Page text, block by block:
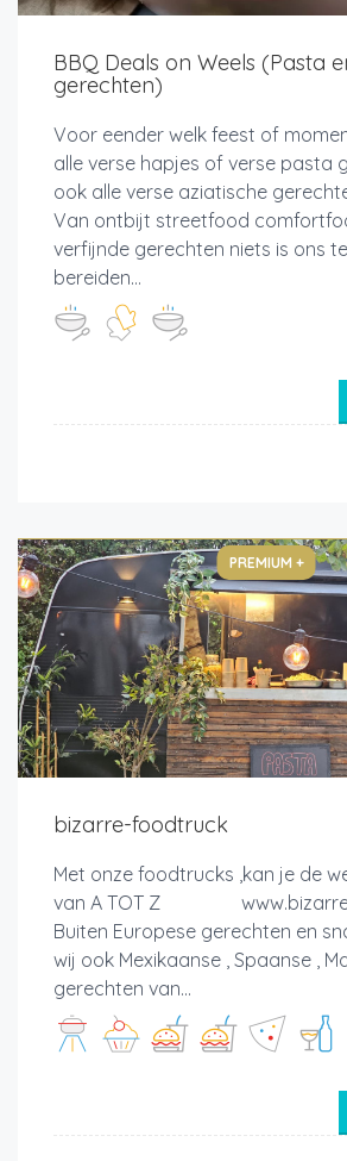
BBQ Deals on Weels (Pasta
gerechten)
Voor eender welk feest of
alle verse hapjes of verse pasta
ook alle verse aziatische
Van ontbijt streetfood
verfijnde gerechten niets is ons
bereiden...
PREMIUM +
bizarre-foodtruck
Met onze foodtrucks ,kan je de
van A TOT Z www.bizarre-
Buiten Europese gerechten en
wij ook Mexikaanse , Spaanse ,
gerechten van...